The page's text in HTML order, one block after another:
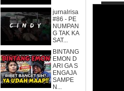
jurnalrisa
#86 - PE
NUMPAN
G TAK KA
SAT...
BINTANG
EMON D
ARI GA S
ENGAJA
SAMPE
N...